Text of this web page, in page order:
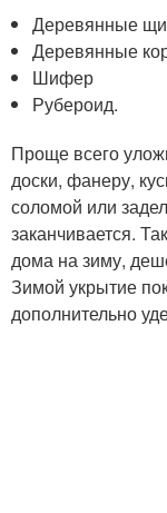
Деревянные
Деревянные
Шифер
Рубероид.
Проще всего
доски, фанеру,
соломой или
заканчивается.
дома на зиму,
Зимой укрытие
дополнительно